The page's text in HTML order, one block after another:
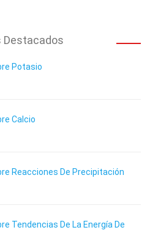
Destacados
Potasio
Calcio
Reacciones De Precipitación
Tendencias De La Energía De